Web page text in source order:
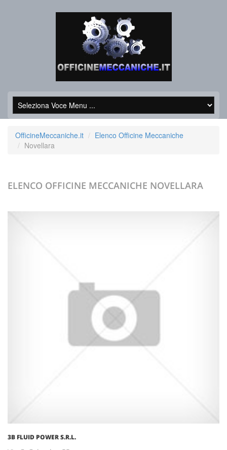
OfficineMeccaniche.it
Elenco Officine Meccaniche
Novellara
ELENCO OFFICINE MECCANICHE NOVELLARA
3B FLUID POWER S.R.L.